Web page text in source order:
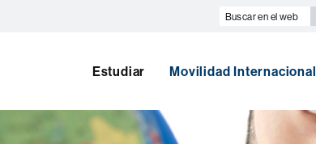
Buscar
web
Estudiar Movilidad Internacional